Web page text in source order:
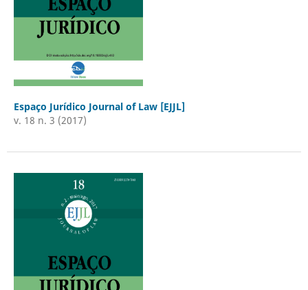
Espaço Jurídico Journal of Law [EJJL]
v. 18 n. 3 (2017)